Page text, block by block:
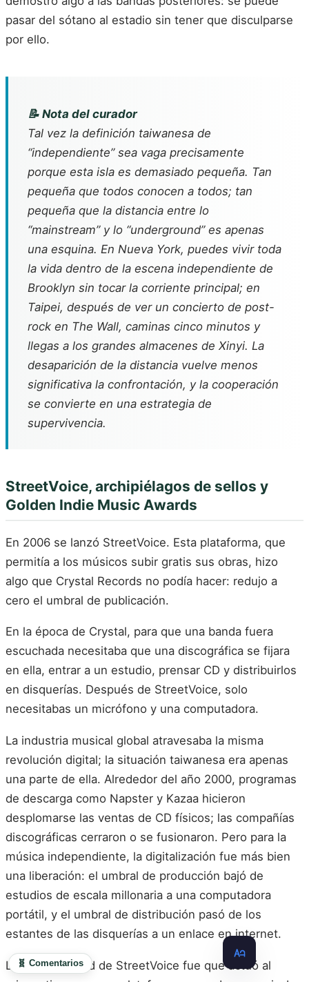
pasar del sótano al estadio sin tener que disculparse
por ello.
📝 Nota del curador
Tal vez la definición taiwanesa de
“independiente” sea vaga precisamente
porque esta isla es demasiado pequeña. Tan
pequeña que todos conocen a todos; tan
pequeña que la distancia entre lo
“mainstream” y lo “underground” es apenas
una esquina. En Nueva York, puedes vivir toda
la vida dentro de la escena independiente de
Brooklyn sin tocar la corriente principal; en
Taipei, después de ver un concierto de post-
rock en The Wall, caminas cinco minutos y
llegas a los grandes almacenes de Xinyi. La
desaparición de la distancia vuelve menos
significativa la confrontación, y la cooperación
se convierte en una estrategia de
supervivencia.
StreetVoice, archipiélagos de sellos y
Golden Indie Music Awards
En 2006 se lanzó StreetVoice. Esta plataforma, que
permitía a los músicos subir gratis sus obras, hizo
algo que Crystal Records no podía hacer: redujo a
cero el umbral de publicación.
En la época de Crystal, para que una banda fuera
escuchada necesitaba que una discográfica se fijara
en ella, entrar a un estudio, prensar CD y distribuirlos
en disquerías. Después de StreetVoice, solo
necesitabas un micrófono y una computadora.
La industria musical global atravesaba la misma
revolución digital; la situación taiwanesa era apenas
una parte de ella. Alrededor del año 2000, programas
de descarga como Napster y Kazaa hicieron
desplomarse las ventas de CD físicos; las compañías
discográficas cerraron o se fusionaron. Pero para la
música independiente, la digitalización fue más bien
una liberación: el umbral de producción bajó de
estudios de escala millonaria a una computadora
portátil, y el umbral de distribución pasó de los
estantes de las disquerías a un enlace en internet.
La particularidad de StreetVoice fue que actuó al
🧬 Comentarios